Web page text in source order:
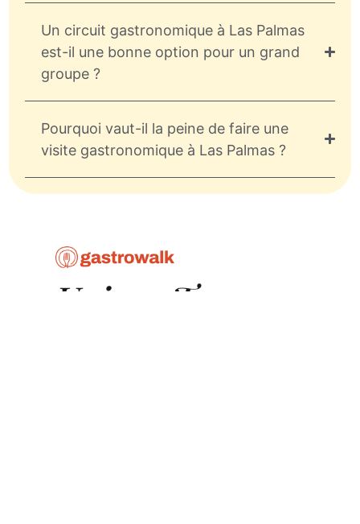
Un circuit gastronomique à Las Palmas
est-il une bonne option pour un grand
groupe ?
Pourquoi vaut-il la peine de faire une
visite gastronomique à Las Palmas ?